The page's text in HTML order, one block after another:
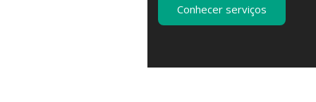
Conhecer serviços